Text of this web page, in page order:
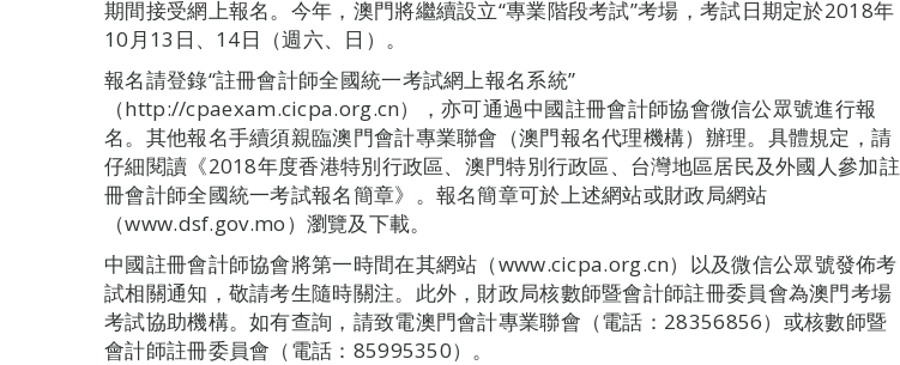
期間接受網上報名。今年，澳門將繼續設立“專業階段考試”考場，考試日期定於2018年
10月13日、14日（週六、日）。
報名請登錄“註冊會計師全國統一考試網上報名系統”
（http://cpaexam.cicpa.org.cn），亦可通過中國註冊會計師協會微信公眾號進行報
名。其他報名手續須親臨澳門會計專業聯會（澳門報名代理機構）辦理。具體規定，請
仔細閱讀《2018年度香港特別行政區、澳門特別行政區、台灣地區居民及外國人參加註
冊會計師全國統一考試報名簡章》。報名簡章可於上述網站或財政局網站
（www.dsf.gov.mo）瀏覽及下載。
中國註冊會計師協會將第一時間在其網站（www.cicpa.org.cn）以及微信公眾號發佈考
試相關通知，敬請考生隨時關注。此外，財政局核數師暨會計師註冊委員會為澳門考場
考試協助機構。如有查詢，請致電澳門會計專業聯會（電話：28356856）或核數師暨
會計師註冊委員會（電話：85995350）。